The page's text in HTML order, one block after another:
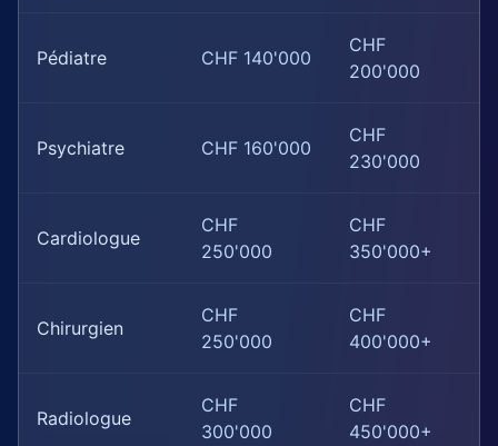
Pédiatre CHF 140'000
CHF
200'000
Psychiatre CHF 160'000
CHF
230'000
Cardiologue
CHF
250'000
CHF
350'000+
Chirurgien
CHF
250'000
CHF
400'000+
Radiologue
CHF
300'000
CHF
450'000+